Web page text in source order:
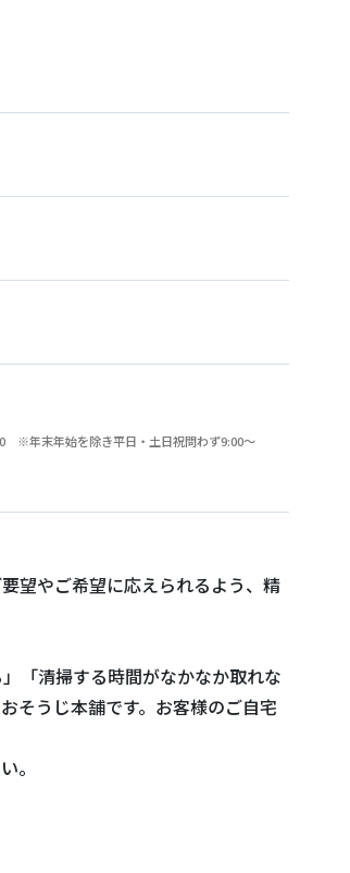
※年末年始を除き平日・土日祝問わず9:00～
望やご希望に応えられるよう、精
「清掃する時間がなかなか取れな
そうじ本舗です。お客様のご自宅
。